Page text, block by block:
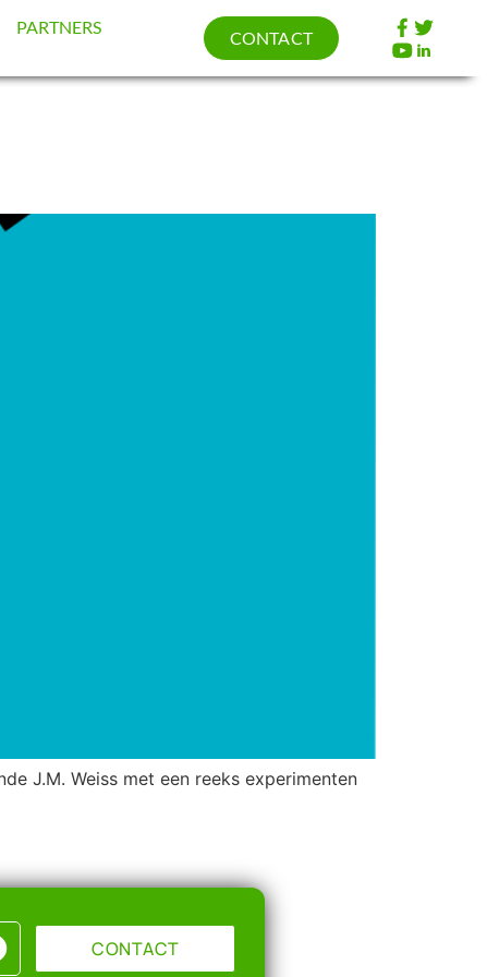
PARTNERS
CONTACT
J.M. Weiss met een reeks experimenten
CONTACT